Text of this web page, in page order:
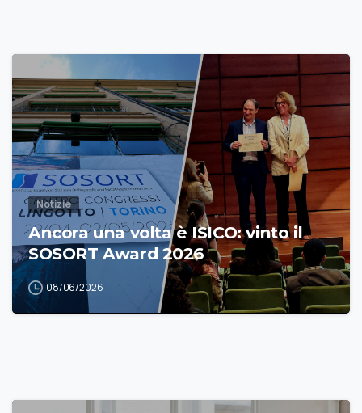
Notizie
Ancora una volta è ISICO: vinto il
SOSORT Award 2026
08/06/2026